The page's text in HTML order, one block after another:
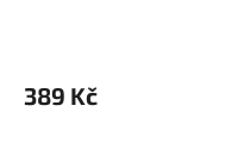
389 Kč